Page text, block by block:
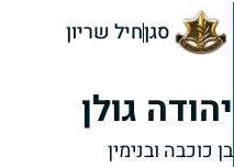
סגןחיל שריון
יהודה גולן
בן כוכבה ובנימין